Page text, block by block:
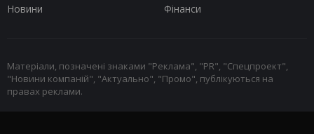
Новини
Фінанси
Матеріали, позначені знаками "Реклама", "PR", "Спецпроект",
"Новини компаній", "Актуально", "Промо", публікуються на
правах реклами.